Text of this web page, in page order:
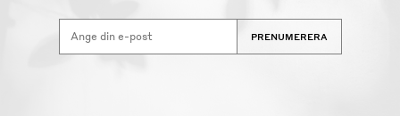
PRENUMERERA